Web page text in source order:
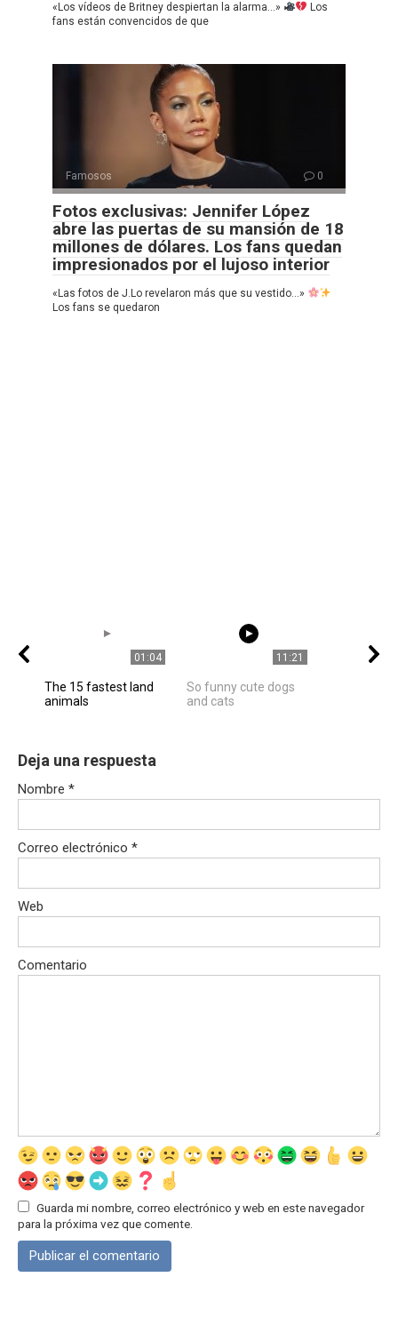
«Los vídeos de Britney despiertan la alarma…»
Los
fans están convencidos de que
Famosos 0
Fotos exclusivas: Jennifer López
abre las puertas de su mansión de 18
millones de dólares. Los fans quedan
impresionados por el lujoso interior
«Las fotos de J.Lo revelaron más que su vestido…»
Los fans se quedaron
01:04
The 15 fastest land
animals
11:21
So funny cute dogs
and cats
Deja una respuesta
Nombre *
Correo electrónico *
Web
Comentario
Guarda mi nombre, correo electrónico y web en este navegador
para la próxima vez que comente.